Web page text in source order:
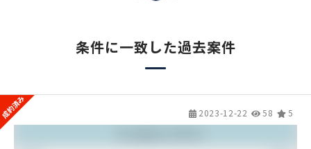
条件に一致した過去案件
2023-12-22 58 5